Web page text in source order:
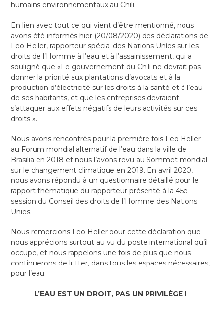
humains environnementaux au Chili.
En lien avec tout ce qui vient d’être mentionné, nous
avons été informés hier (20/08/2020) des déclarations de
Leo Heller, rapporteur spécial des Nations Unies sur les
droits de l’Homme à l’eau et à l’assainissement, qui a
souligné que «Le gouvernement du Chili ne devrait pas
donner la priorité aux plantations d’avocats et à la
production d’électricité sur les droits à la santé et à l’eau
de ses habitants, et que les entreprises devraient
s’attaquer aux effets négatifs de leurs activités sur ces
droits ».
Nous avons rencontrés pour la première fois Leo Heller
au Forum mondial alternatif de l’eau dans la ville de
Brasilia en 2018 et nous l’avons revu au Sommet mondial
sur le changement climatique en 2019. En avril 2020,
nous avons répondu à un questionnaire détaillé pour le
rapport thématique du rapporteur présenté à la 45e
session du Conseil des droits de l’Homme des Nations
Unies.
Nous remercions Leo Heller pour cette déclaration que
nous apprécions surtout au vu du poste international qu’il
occupe, et nous rappelons une fois de plus que nous
continuerons de lutter, dans tous les espaces nécessaires,
pour l’eau.
L’EAU EST UN DROIT, PAS UN PRIVILÈGE !